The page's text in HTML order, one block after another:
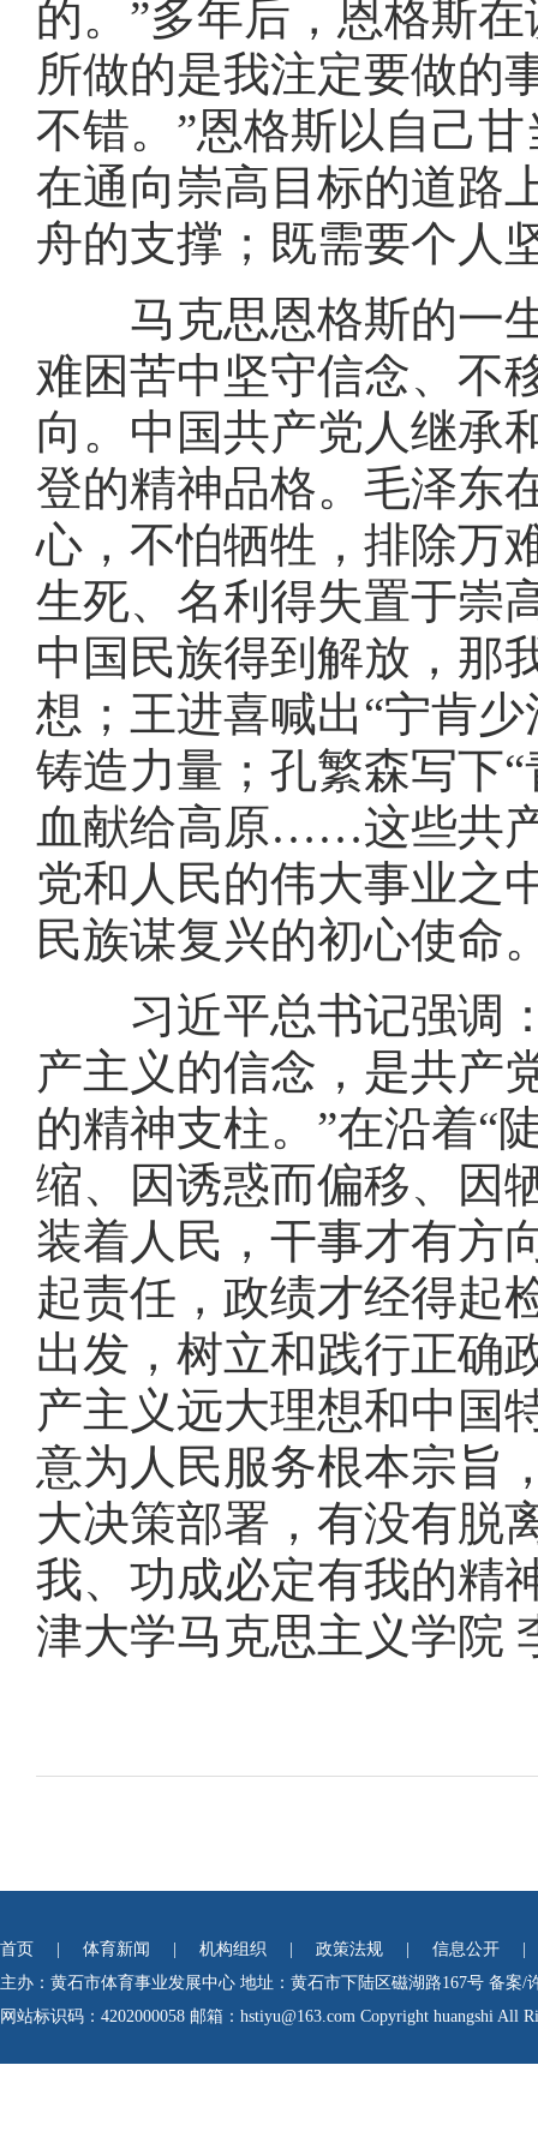
的。”多年后，恩格斯
所做的是我注定要做的
不错。”恩格斯以自己
在通向崇高目标的道路
舟的支撑；既需要个人
马克思恩格斯的一生
难困苦中坚守信念、不
向。中国共产党人继承
登的精神品格。毛泽东
心，不怕牺牲，排除万
生死、名利得失置于崇
中国民族得到解放，那
想；王进喜喊出“宁肯
铸造力量；孔繁森写下
血献给高原……这些共
党和人民的伟大事业之
民族谋复兴的初心使命
习近平总书记强调：
产主义的信念，是共产
的精神支柱。”在沿着“
缩、因诱惑而偏移、因
装着人民，干事才有方
起责任，政绩才经得起
出发，树立和践行正确
产主义远大理想和中国
意为人民服务根本宗旨
大决策部署，有没有脱
我、功成必定有我的精
津大学马克思主义学院
首页 体育新闻 机构组织 政策法规 信息公开
主办：黄石市体育事业发展中心 地址：黄石市下陆区磁湖路167号 备案/
网站标识码：4202000058 邮箱：hstiyu@163.com Copyright huangshi All